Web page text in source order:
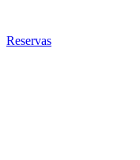
Reservas